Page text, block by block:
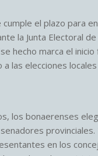
cumple el plazo para
la Junta Electoral
hecho marca el
a las elecciones
los bonaerenses
provinciales.
en los